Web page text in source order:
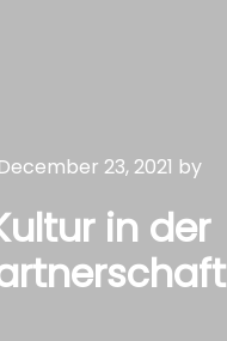
December 23, 2021 by
in der